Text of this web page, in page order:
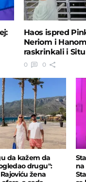
Haos ispred
Neriom i
raskrinkali i Situ
0 0
da kažem da
drugu":
žena
na